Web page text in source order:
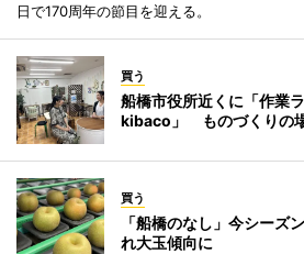
日で170周年の節目を迎える。
買う
船橋市役所近くに「作業
kibaco」 ものづくりの
買う
「船橋のなし」今シー
れ大玉傾向に